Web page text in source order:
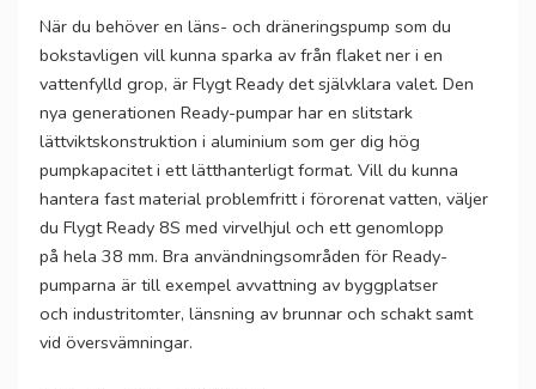
När du behöver en läns- och dräneringspump som du
bokstavligen vill kunna sparka av från flaket ner i en
vattenfylld grop, är Flygt Ready det självklara valet. Den
nya generationen Ready-pumpar har en slitstark
lättviktskonstruktion i aluminium som ger dig hög
pumpkapacitet i ett lätthanterligt format. Vill du kunna
hantera fast material problemfritt i förorenat vatten, väljer
du Flygt Ready 8S med virvelhjul och ett genomlopp
på hela 38 mm. Bra användningsområden för Ready-
pumparna är till exempel avvattning av byggplatser
och industritomter, länsning av brunnar och schakt samt
vid översvämningar.